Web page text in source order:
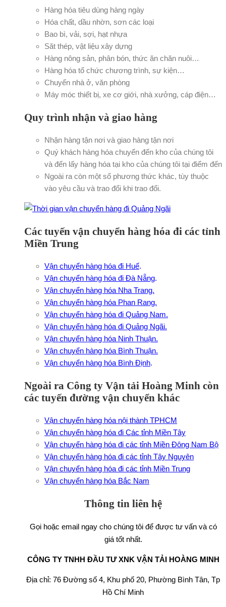
Hàng hóa tiêu dùng hàng ngày
Hóa chất, dầu nhờn, sơn các loại
Bao bì, vải, sợi, hạt nhựa
Săt thép, vật liệu xây dựng
Hàng nông sản, phân bón, thức ăn chăn nuôi…
Hàng hóa tổ chức chương trình, sự kiện…
Chuyển nhà ở, văn phòng
Máy móc thiết bị, xe cơ giới, nhà xưởng, cáp điện…
Quy trình nhận và giao hàng
Nhận hàng tận nơi và giao hàng tận nơi
Quý khách hàng hóa chuyển đến kho của chúng tôi
và đến lấy hàng hóa tại kho của chúng tôi tại điểm đến
Ngoài ra còn một số phương thức khác, tùy thuộc
vào yêu cầu và trao đổi khi trao đổi.
Các tuyến vận chuyển hàng hóa đi các tỉnh
Miền Trung
Vận chuyển hàng hóa đi Huế.
Vận chuyển hàng hóa đi Đà Nẵng.
Vận chuyển hàng hóa Nha Trang.
Vận chuyển hàng hóa Phan Rang.
Vận chuyển hàng hóa đi Quảng Nam.
Vận chuyển hàng hóa đi Quảng Ngãi.
Vận chuyển hàng hóa Ninh Thuận.
Vận chuyển hàng hóa Bình Thuận.
Vận chuyển hàng hóa Bình Định.
Ngoài ra Công ty Vận tải Hoàng Minh còn
các tuyến đường vận chuyển khác
Vận chuyển hàng hóa nội thành TPHCM
Vận chuyển hàng hóa đi Các tỉnh Miền Tây
Vận chuyển hàng hóa đi các tỉnh Miền Đông Nam Bộ
Vận chuyển hàng hóa đi các tỉnh Tây Nguyên
Vận chuyển hàng hóa đi các tỉnh Miền Trung
Vận chuyển hàng hóa Bắc Nam
Thông tin liên hệ
Gọi hoặc email ngay cho chúng tôi để được tư vấn và có
giá tốt nhất.
CÔNG TY TNHH ĐẦU TƯ XNK VẬN TẢI HOÀNG MINH
Địa chỉ: 76 Đường số 4, Khu phố 20, Phường Bình Tân, Tp
Hồ Chí Minh